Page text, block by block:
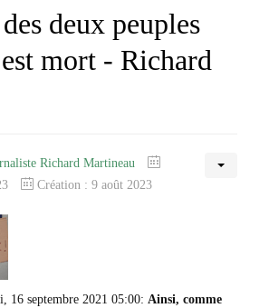
deux peuples
mort - Richard
Richard Martineau
Création : 9 août 2023
16 septembre 2021 05:00: Ainsi, comme